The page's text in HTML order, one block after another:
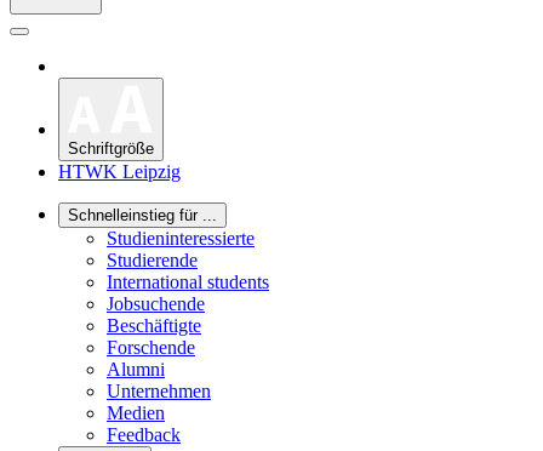
Schriftgröße
HTWK Leipzig
Schnelleinstieg für ...
Studieninteressierte
Studierende
International students
Jobsuchende
Beschäftigte
Forschende
Alumni
Unternehmen
Medien
Feedback